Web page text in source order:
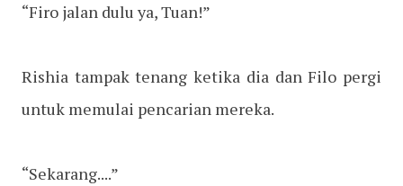
“Firo jalan dulu ya, Tuan!”
Rishia tampak tenang ketika dia dan Filo pergi
untuk memulai pencarian mereka.
“Sekarang....”